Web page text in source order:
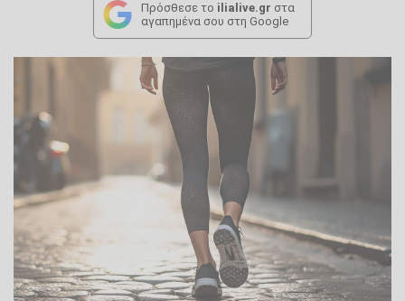
Πρόσθεσε το ilialive.gr στα
αγαπημένα σου στη Google